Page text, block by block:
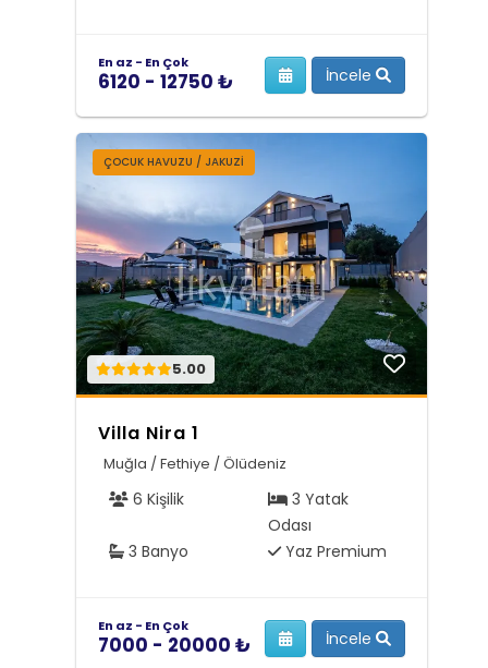
En az - En Çok
6120 - 12750 ₺ İncele
ÇOCUK HAVUZU / JAKUZI
5.00
Villa Nira 1
Muğla / Fethiye / Ölüdeniz
6 Kişilik
3 Yatak
Odası
3 Banyo
Yaz Premium
En az - En Çok
7000 - 20000 ₺ İncele